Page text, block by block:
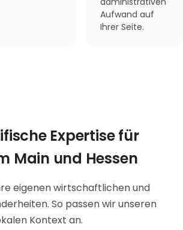
Aufwand auf
Ihrer Seite.
Expertise für
Main und Hessen
eigenen wirtschaftlichen und
So passen wir unseren
Kontext an.